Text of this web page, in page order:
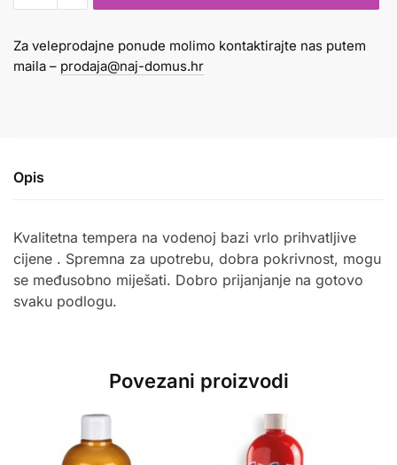
Basic
smeđa
količina
Za veleprodajne ponude molimo kontaktirajte nas putem
maila – prodaja@naj-domus.hr
Opis
Kvalitetna tempera na vodenoj bazi vrlo prihvatljive
cijene . Spremna za upotrebu, dobra pokrivnost, mogu
se međusobno miješati. Dobro prijanjanje na gotovo
svaku podlogu.
Povezani proizvodi